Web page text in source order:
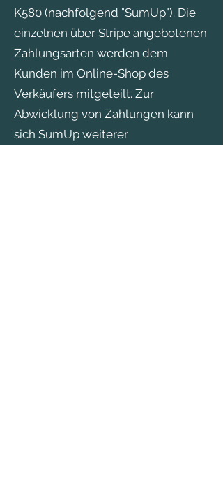
K580 (nachfolgend "SumUp"). Die
einzelnen über Stripe angebotenen
Zahlungsarten werden dem
Kunden im Online-Shop des
Verkäufers mitgeteilt. Zur
Abwicklung von Zahlungen kann
sich SumUp weiterer